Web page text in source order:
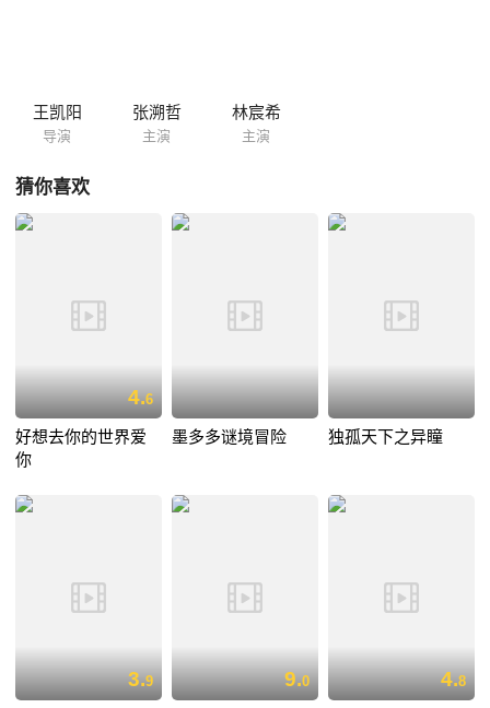
王凯阳
导演
张溯哲
主演
林宸希
主演
猜你喜欢
4.6
好想去你的世界爱
你
墨多多谜境冒险 独孤天下之异瞳
3.9 9.0 4.8